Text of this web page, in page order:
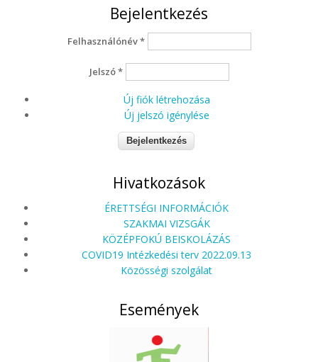
Bejelentkezés
Felhasználónév*
Jelszó*
Új fiók létrehozása
Új jelszó igénylése
Hivatkozások
ÉRETTSÉGI INFORMÁCIÓK
SZAKMAI VIZSGÁK
KÖZÉPFOKÚ BEISKOLÁZÁS
COVID19 Intézkedési terv 2022.09.13
Közösségi szolgálat
Események